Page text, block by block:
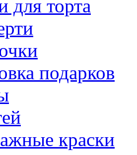
для торта
подарков
краски